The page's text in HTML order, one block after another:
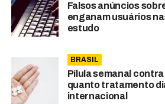
Falsos anúncios
enganam usuários
estudo
BRASIL
Pílula semanal contra
quanto tratamento
internacional